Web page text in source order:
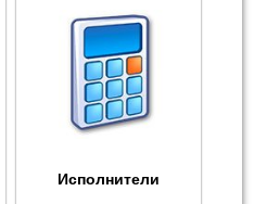
Исполнители